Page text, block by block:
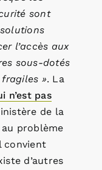
sont
l’accès aux
sous-dotés
». La
n’est pas
de la
au problème
convient
d’autres